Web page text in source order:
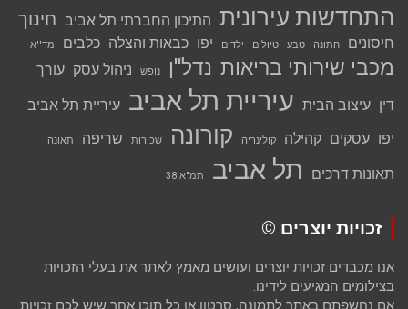
התחדשות עירונית התיכון החברתי תל אביב חינוך
חיסונים חתונה טבע טיולים ילדים יפו כבאות והצלה כלבים מד''א
מכבי שירותי בריאות נדל''ן נופש ניהול עסק עורך
דין עיצוב הבית עיריית תל אביב עיריית תל אביב
יפו עסקים קהילה קולינריה קורונה שכירות שריפה תאונה
תאונות דרכים תל אביב תמ"א 38
זכויות יוצרים ©
אנו מכבדים זכויות יוצרים ועושים מאמץ לאתר את בעלי הזכויות
בצילומים המגיעים לידינו.
אם נחשפתם באתר לתמונה, סרטון או כל תוכן אחר שיש לכם זכויות